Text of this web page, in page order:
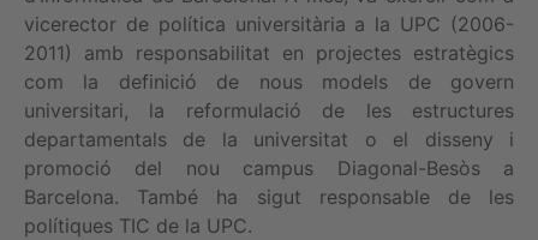
vicerector de política universitària a la UPC (2006-
2011) amb responsabilitat en projectes estratègics
com la definició de nous models de govern
universitari, la reformulació de les estructures
departamentals de la universitat o el disseny i
promoció del nou campus Diagonal-Besòs a
Barcelona. També ha sigut responsable de les
polítiques TIC de la UPC.